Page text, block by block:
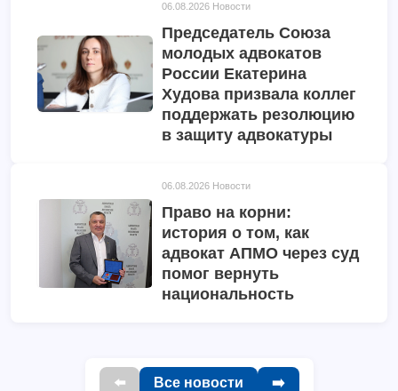
06.08.2026 Новости
Председатель Союза
молодых адвокатов
России Екатерина
Худова призвала коллег
поддержать резолюцию
в защиту адвокатуры
06.08.2026 Новости
Право на корни:
история о том, как
адвокат АПМО через суд
помог вернуть
национальность
⬅️ Все новости ➡️